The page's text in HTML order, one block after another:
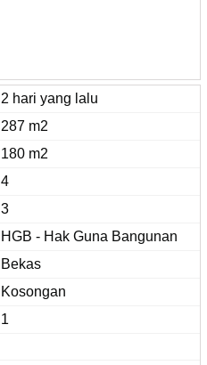
2 hari yang lalu
287 m2
180 m2
4
3
HGB - Hak Guna Bangunan
Bekas
Kosongan
1